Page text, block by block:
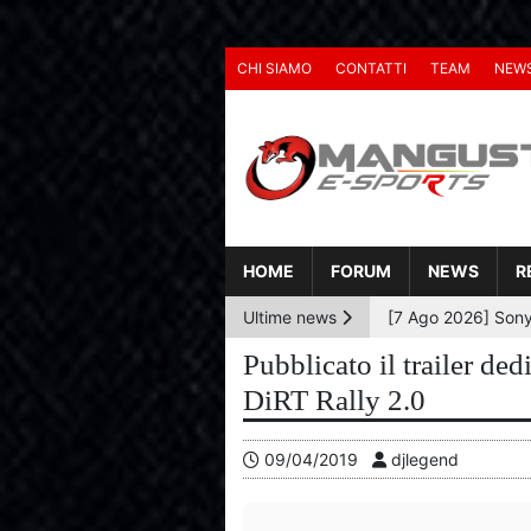
CHI SIAMO CONTATTI TEAM
HOME FORUM NEWS
Ultime news
Pubblicato il trailer
DiRT Rally 2.0
09/04/2019 djlegend